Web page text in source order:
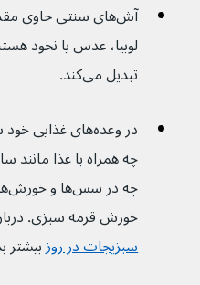
آش‌های سنتی حاوی
لوبیا، عدس یا نخود
تبدیل می‌کند.
در وعده‌های
خورش قرمه سبزی.
سبزیجات در روز بیشتر